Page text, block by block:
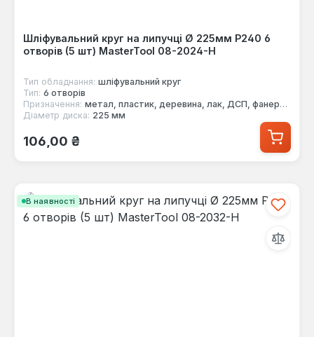
Шліфувальний круг на липучці Ø 225мм P240 6
отворів (5 шт) MasterTool 08-2024-H
Тип обладнання: шліфувальний круг
Тип: 6 отворів
Призначення: метал, пластик, деревина, лак, ДСП, фанера, фарба
Діаметр диска: 225 мм
Звичайна ціна:
106,00 ₴
В наявності